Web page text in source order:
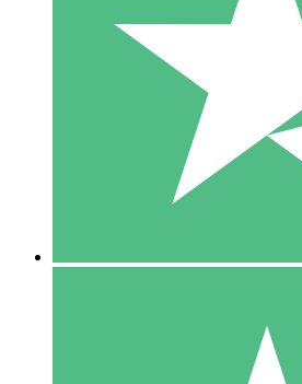
Betaal per gebruik met
1000
10 Downloaden
20 00